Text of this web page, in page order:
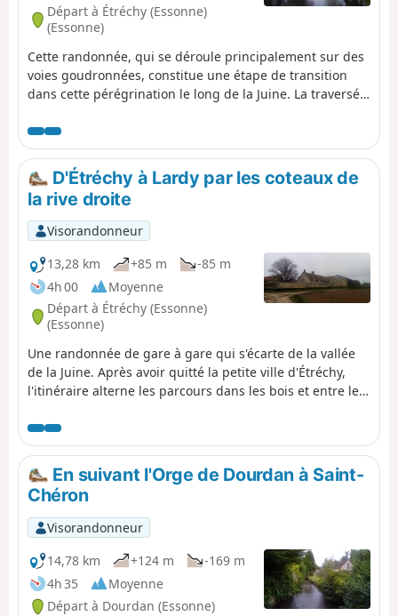
Départ à Étréchy (Essonne)
(Essonne)
Cette randonnée, qui se déroule principalement sur des
voies goudronnées, constitue une étape de transition
dans cette pérégrination le long de la Juine. La traversée
belle église et une curiosité géologique agrémentent ce
parcours.
D'Étréchy à Lardy par les coteaux de
la rive droite
Visorandonneur
13,28 km
+85 m
-85 m
4h 00
Moyenne
Départ à Étréchy (Essonne)
(Essonne)
Une randonnée de gare à gare qui s'écarte de la vallée
de la Juine. Après avoir quitté la petite ville d'Étréchy,
l'itinéraire alterne les parcours dans les bois et entre les
petit rocher à cavité naturelle et un dolmen.
En suivant l'Orge de Dourdan à Saint-
Chéron
Visorandonneur
14,78 km
+124 m
-169 m
4h 35
Moyenne
Départ à Dourdan (Essonne)